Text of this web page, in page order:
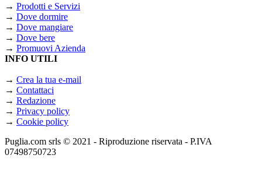
→ Prodotti e Servizi
→ Dove dormire
→ Dove mangiare
→ Dove bere
→ Promuovi Azienda
INFO UTILI
→ Crea la tua e-mail
→ Contattaci
→ Redazione
→ Privacy policy
→ Cookie policy
Puglia.com srls © 2021 - Riproduzione riservata - P.IVA
07498750723